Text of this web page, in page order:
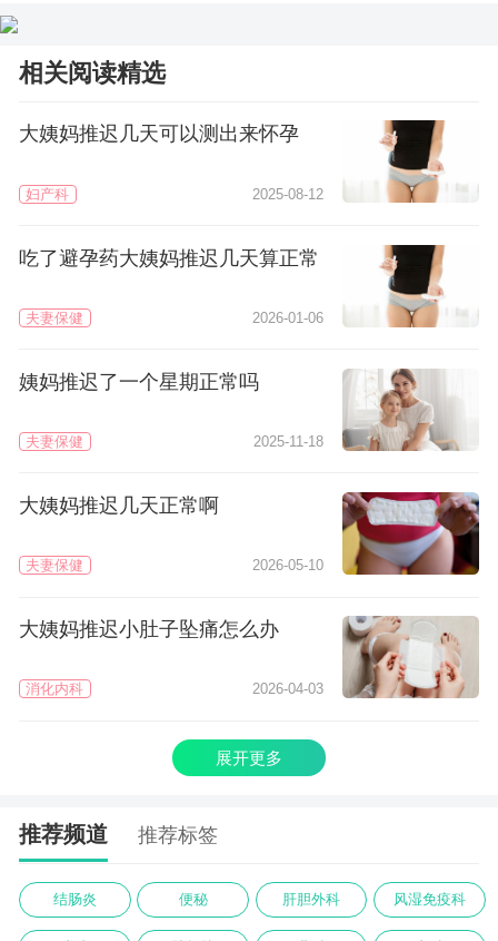
相关阅读精选
大姨妈推迟几天可以测出来怀孕
妇产科 2025-08-12
吃了避孕药大姨妈推迟几天算正常
夫妻保健 2026-01-06
姨妈推迟了一个星期正常吗
夫妻保健 2025-11-18
大姨妈推迟几天正常啊
夫妻保健 2026-05-10
大姨妈推迟小肚子坠痛怎么办
消化内科 2026-04-03
展开更多
推荐频道 推荐标签
结肠炎 便秘 肝胆外科 风湿免疫科